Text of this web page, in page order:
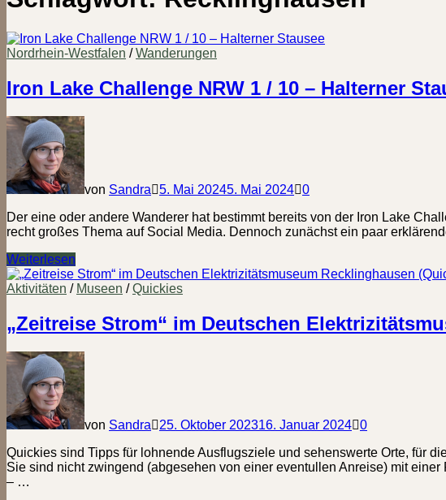
Nordrhein-Westfalen /Wanderungen
Iron Lake Challenge NRW 1 / 10 – Halterner
von Sandra 5. Mai 20245. Mai 2024 0
Der eine oder andere Wanderer hat bestimmt bereits von der Iron Lake
recht großes Thema auf Social Media. Dennoch zunächst ein paar
Iron
Lake
Challenge
/
–
Halterner
Stausee
Weiterlesen
Aktivitäten / Museen /Quickies
„Zeitreise Strom“ im Deutschen
von Sandra 25. Oktober 202316. Januar 2024 0
Quickies sind Tipps für lohnende Ausflugsziele und sehenswerte Orte, für
Sie sind nicht zwingend (abgesehen von einer eventullen Anreise) mit
– …